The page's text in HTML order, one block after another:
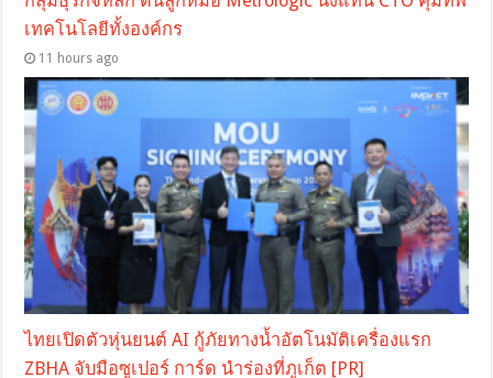
เทคโนโลยีทั้งองค์กร
11 hours ago
ไทยเปิดตัวหุ่นยนต์ AI กู้ภัยทางน้ำอัตโนมัติเครื่องแรก
ZBHA จับมือซูเปอร์ การ์ด นำร่องที่ภูเก็ต [PR]